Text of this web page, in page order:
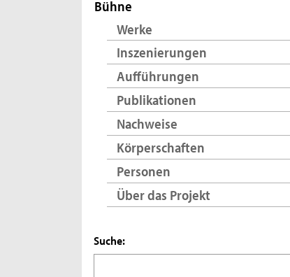
Bühne
Werke
Inszenierungen
Aufführungen
Publikationen
Nachweise
Körperschaften
Personen
Über das Projekt
Suche: